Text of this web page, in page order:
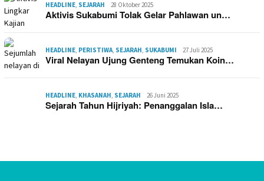
HEADLINE, SEJARAH 28 Oktober 2025
Aktivis Sukabumi Tolak Gelar Pahlawan un…
HEADLINE, PERISTIWA, SEJARAH, SUKABUMI 27 Juli 2025
Viral Nelayan Ujung Genteng Temukan Koin…
HEADLINE, KHASANAH, SEJARAH 26 Juni 2025
Sejarah Tahun Hijriyah: Penanggalan Isla…